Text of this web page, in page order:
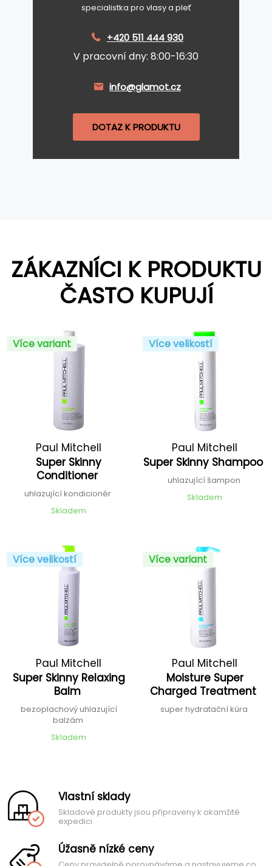
specialistka pro vlasy a pleť
+420 511 444 930
V pracovní dny: 8:00-16:30
info@glamot.cz
DOTAZ K PRODUKTU
ZÁKAZNÍCI K PRODUKTU
ČASTO KUPUJÍ
Více variant
Paul Mitchell
Super Skinny
Conditioner
uhlazující kondicionér
Skladem
Více velikostí
Paul Mitchell
Super Skinny Shampoo
uhlazující šampon
Skladem
Více velikostí
Paul Mitchell
Super Skinny Relaxing
Balm
bezoplachový uhlazující
balzám
Skladem
Více variant
Paul Mitchell
Moisture Super
Charged Treatment
super hydratační kúra
Vlastní sklady
Skladové produkty jsou připraveny k okamžité
expedici
Úžasně nízké ceny